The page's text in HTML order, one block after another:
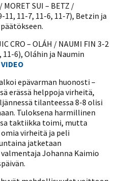
MORET SUI – BETZ /
11, 11-7, 11-6, 11-7), Betzin ja
CRO – OLÁH / NAUMI FIN 3-2
11-6), Oláhin ja Naumin
VIDEO
epävarman huonosti –
erässä helppoja virheitä,
tilanteessa 8-8 olisi
Tuloksena harmillinen
taktiikka toimi, mutta
virheitä ja peli
jatketaan
Johanna Kaimio